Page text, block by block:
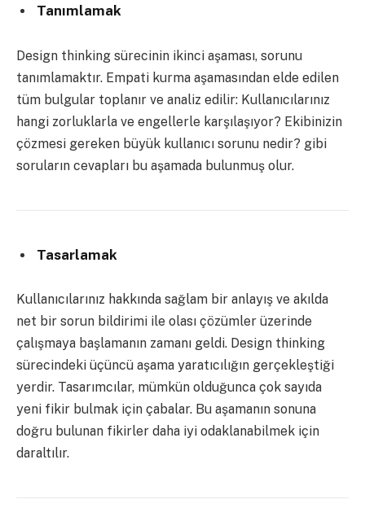
Tanımlamak
Design thinking sürecinin ikinci aşaması, sorunu
tanımlamaktır. Empati kurma aşamasından elde edilen
tüm bulgular toplanır ve analiz edilir: Kullanıcılarınız
hangi zorluklarla ve engellerle karşılaşıyor? Ekibinizin
çözmesi gereken büyük kullanıcı sorunu nedir? gibi
soruların cevapları bu aşamada bulunmuş olur.
Tasarlamak
Kullanıcılarınız hakkında sağlam bir anlayış ve akılda
net bir sorun bildirimi ile olası çözümler üzerinde
çalışmaya başlamanın zamanı geldi. Design thinking
sürecindeki üçüncü aşama yaratıcılığın gerçekleştiği
yerdir. Tasarımcılar, mümkün olduğunca çok sayıda
yeni fikir bulmak için çabalar. Bu aşamanın sonuna
doğru bulunan fikirler daha iyi odaklanabilmek için
daraltılır.